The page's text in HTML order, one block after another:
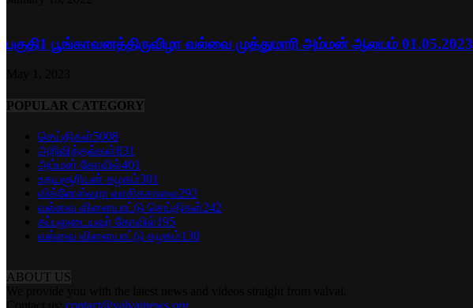
பகுதி1 பூங்காவனத்திருவிழா வல்வை முத்துமாரி அம்மன் ஆலயம் 01.05.2023
POPULAR CATEGORY
செய்திகள்5008
அறிவித்தல்கள்831
அம்மன் கோவில்401
உதயசூரியன் கழகம்301
விக்னேஸ்வரா வாசிகசாலை292
வல்வை விளையாட்டு செய்திகள்242
கப்பலுடையவர் கோவில்195
வல்வை விளையாட்டு கழகம்130
ABOUT US
contact@valvainews.org